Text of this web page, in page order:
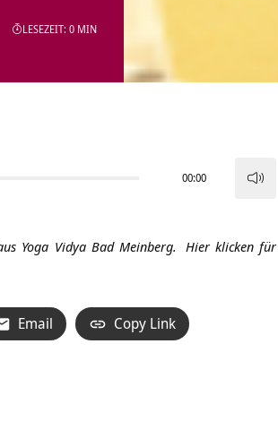
LESEZEIT: 0 MIN
00:00
Yoga Vidya Bad Meinberg. Hier klicken für
Email Copy Link